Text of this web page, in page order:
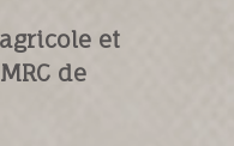
et
de